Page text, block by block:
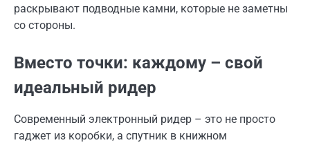
раскрывают подводные камни, которые не заметны
со стороны.
Вместо точки: каждому – свой
идеальный ридер
Современный электронный ридер – это не просто
гаджет из коробки, а спутник в книжном